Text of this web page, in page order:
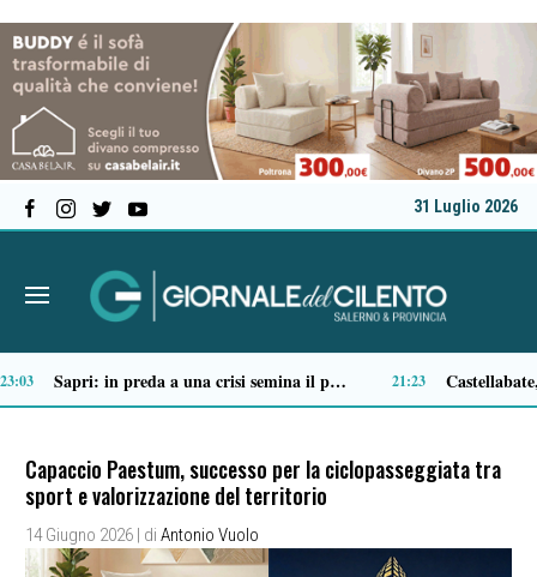
31 Luglio 2026
Tortorella celebra la Fiera di San Basilio: tra antichi mestieri, bestiame e la musica della Bandabardò 14:49
Capaccio Paestum, successo per la ciclopasseggiata tra
sport e valorizzazione del territorio
14 Giugno 2026 | di Antonio Vuolo